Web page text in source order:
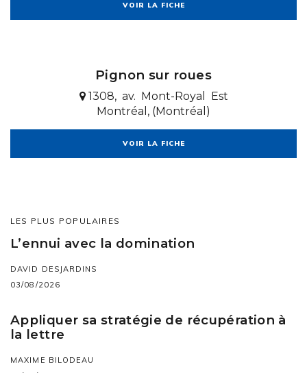
VOIR LA FICHE
Pignon sur roues
1308, av. Mont-Royal Est
Montréal, (Montréal)
VOIR LA FICHE
LES PLUS POPULAIRES
L’ennui avec la domination
DAVID DESJARDINS
03/08/2026
Appliquer sa stratégie de récupération à
la lettre
MAXIME BILODEAU